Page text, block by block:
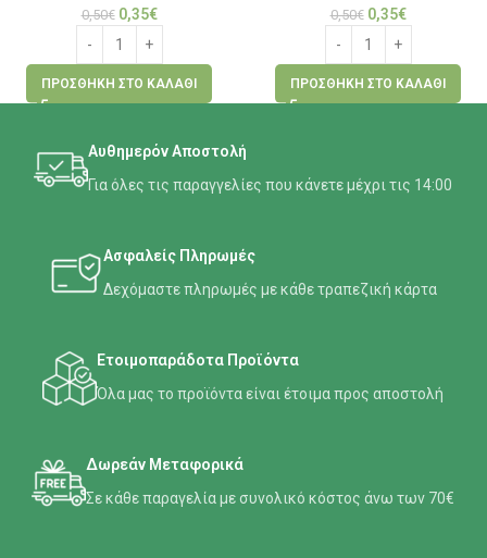
0,50€ 0,35€
ΠΡΟΣΘΉΚΗ ΣΤΟ ΚΑΛΆΘΙ
0,50€ 0,35€
ΠΡΟΣΘΉΚΗ ΣΤΟ ΚΑΛΆΘΙ
Αυθημερόν Αποστολή
Για όλες τις παραγγελίες που κάνετε μέχρι τις 14:00
Ασφαλείς Πληρωμές
Δεχόμαστε πληρωμές με κάθε τραπεζική κάρτα
Ετοιμοπαράδοτα Προϊόντα
Όλα μας το προϊόντα είναι έτοιμα προς αποστολή
Δωρεάν Μεταφορικά
Σε κάθε παραγελία με συνολικό κόστος άνω των 70€